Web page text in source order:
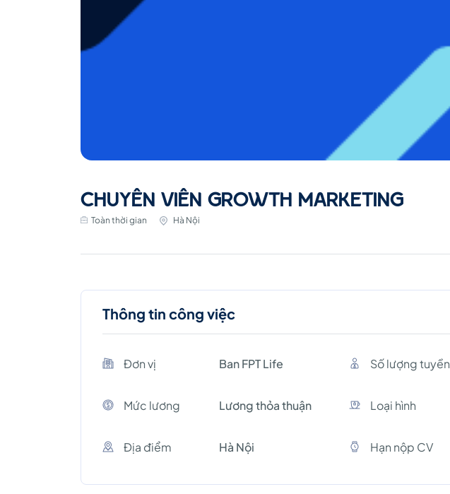
CHUYÊN VIÊN GROWTH MARKETING
Toàn thời gian Hà Nội
Thông tin công việc
Đơn vị Ban FPT Life Số lượng tuyền
Mức lương Lương thỏa thuận Loại hình
Địa điểm Hà Nội Hạn nộp CV